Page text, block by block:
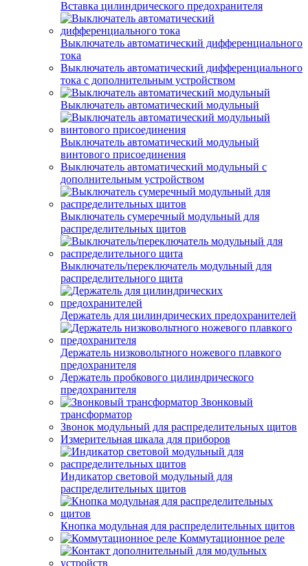
Вставка цилиндрического предохранителя
Выключатель автоматический дифференциального
тока
Выключатель автоматический дифференциального
тока с дополнительным устройством
Выключатель автоматический модульный
Выключатель автоматический модульный
винтового присоединения
Выключатель автоматический модульный с
дополнительным устройством
Выключатель сумеречный модульный для
распределительных щитов
Выключатель/переключатель модульный для
распределительного щита
Держатель для цилиндрических предохранителей
Держатель низковольтного ножевого плавкого
предохранителя
Держатель пробкового цилиндрического
предохранителя
Звонковый
трансформатор
Звонок модульный для распределительных щитов
Измерительная шкала для приборов
Индикатор световой модульный для
распределительных щитов
Кнопка модульная для распределительных щитов
Коммутационное реле